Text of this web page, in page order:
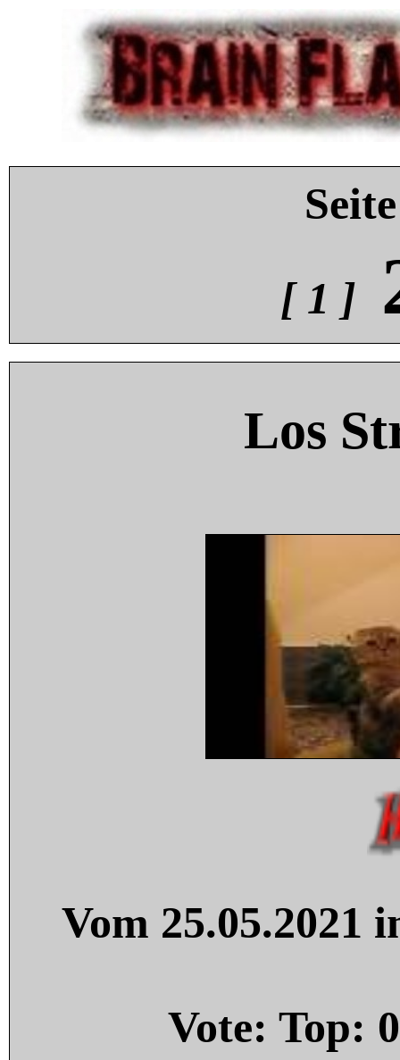
[ 1 ]
Los
Vom 25.05.2021
Vote: Top: 0